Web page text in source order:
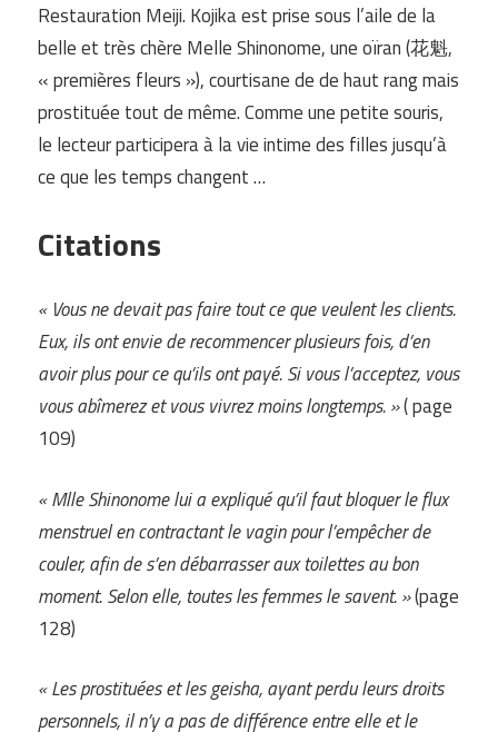
Restauration Meiji. Kojika est prise sous l’aile de la
belle et très chère Melle Shinonome, une oïran (花魁,
« premières fleurs »), courtisane de de haut rang mais
prostituée tout de même. Comme une petite souris,
le lecteur participera à la vie intime des filles jusqu’à
ce que les temps changent …
Citations
« Vous ne devait pas faire tout ce que veulent les clients.
Eux, ils ont envie de recommencer plusieurs fois, d’en
avoir plus pour ce qu’ils ont payé. Si vous l’acceptez, vous
vous abîmerez et vous vivrez moins longtemps. »( page
109)
« MlleShinonome luiaexpliqué qu’il faut bloquer le flux
menstruel en contractant le vagin pour l’empêcher de
couler,afin de s’en débarrasser auxtoilettesau bon
moment. Selon elle, toutes les femmes le savent. »(page
128)
« Les prostituées et les geisha, ayant perdu leurs droits
personnels, il n’y a pas de différence entre elle et le